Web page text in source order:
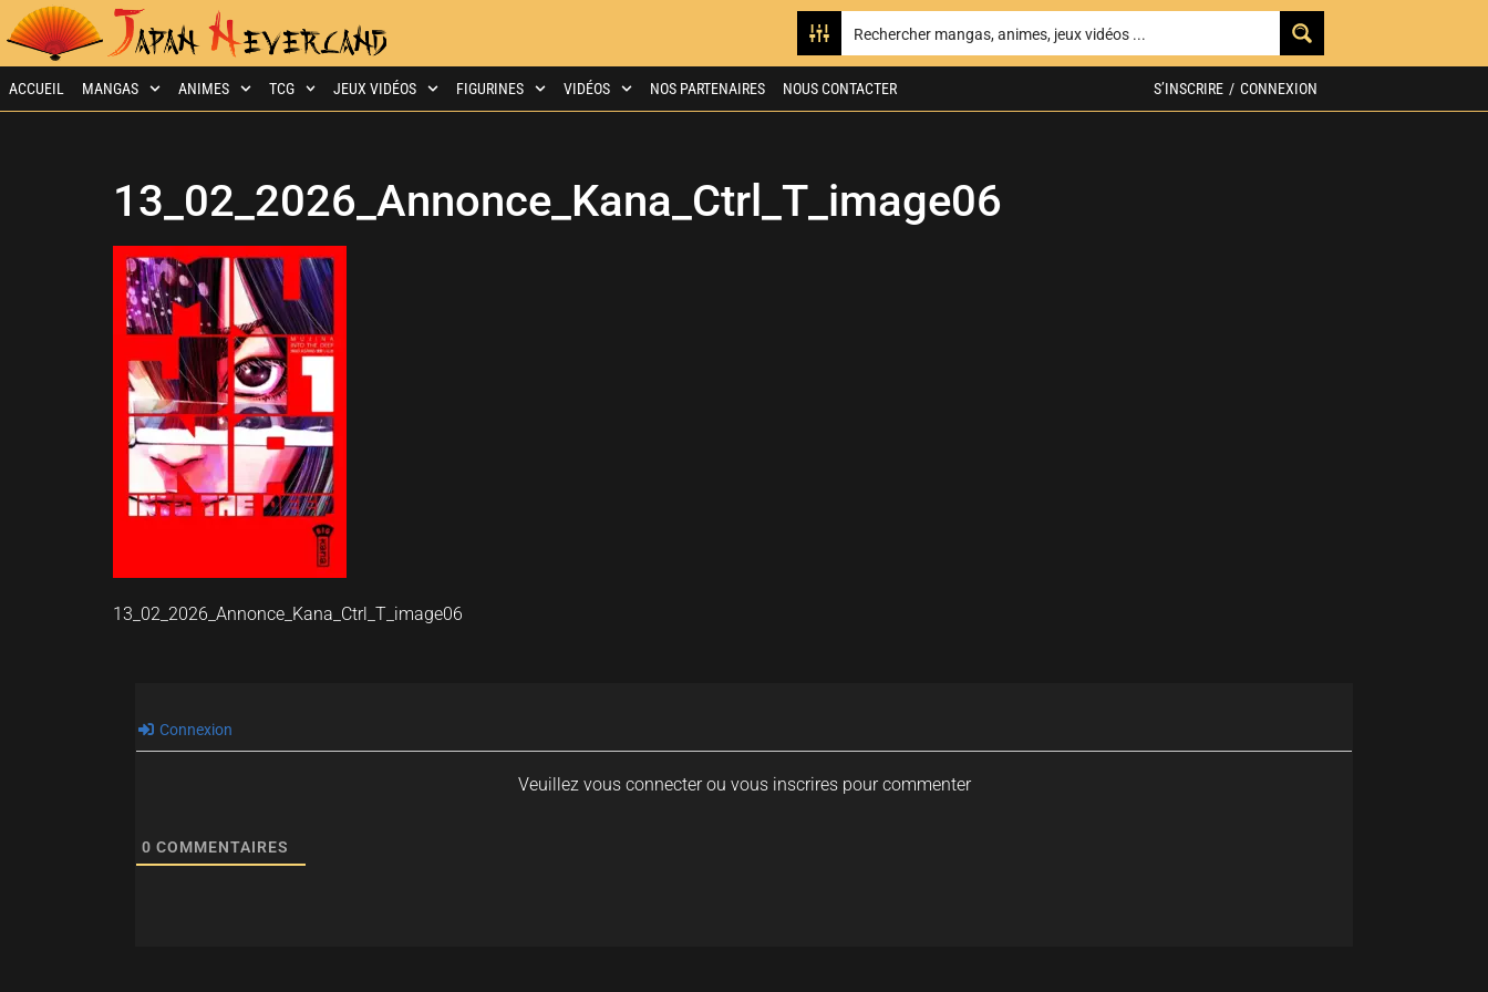
ACCUEIL MANGAS ANIMES TCG JEUX VIDÉOS FIGURINES VIDÉOS NOS PARTENAIRES NOUS CONTACTER S’INSCRIRE / CONNEXION
13_02_2026_Annonce_Kana_Ctrl_T_image06
13_02_2026_Annonce_Kana_Ctrl_T_image06
Connexion
Veuillez vous connecter ou vous inscrires pour commenter
0 COMMENTAIRES